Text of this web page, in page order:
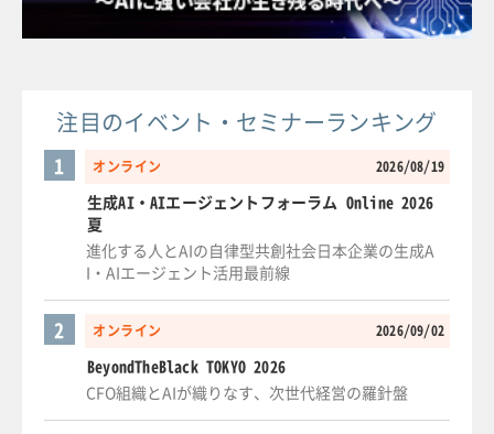
注目のイベント・セミナーランキング
オンライン 2026/08/19
1
生成AI・AIエージェントフォーラム Online 2026
夏
進化する人とAIの自律型共創社会日本企業の生成A
I・AIエージェント活用最前線
オンライン 2026/09/02
2
BeyondTheBlack TOKYO 2026
CFO組織とAIが織りなす、次世代経営の羅針盤